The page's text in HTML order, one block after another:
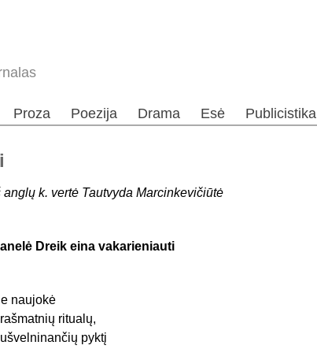
Proza Poezija Drama Esė Publicistika
anglų k. vertė Tautvyda Marcinkevičiūtė
Dreik eina vakarieniauti
naujokė
ritualų,
pyktį